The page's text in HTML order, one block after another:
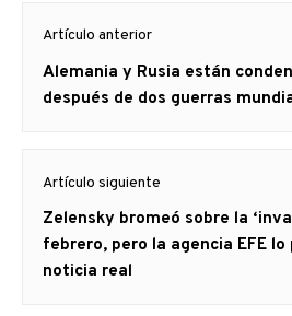
de
entradas
Artículo anterior
Artículo
anterior
Alemania y Rusia están
después de dos guerras
Artículo siguiente
Artículo
siguiente:
Zelensky bromeó sobre la
febrero, pero la agencia EFE lo
noticia real